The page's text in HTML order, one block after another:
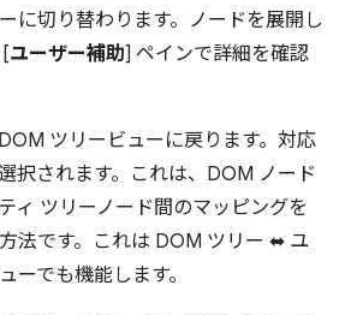
に切り替わります。ノードを展開し
ユーザー補助] ペインで詳細を確認
ツリービューに戻ります。対応
択されます。これは、DOM ノード
ィ ツリーノード間のマッピングを
法です。これは DOM ツリー ⬌ ユ
ーでも機能します。